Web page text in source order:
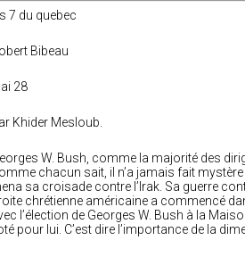
7 du quebec
Bibeau
28
Khider Mesloub.
W. Bush, comme la majorité des
chacun sait, il n’a jamais fait
sa croisade contre l’Irak. Sa guerre
chrétienne américaine a commencé
l’élection de Georges W. Bush à la
pour lui. C’est dire l’importance de la